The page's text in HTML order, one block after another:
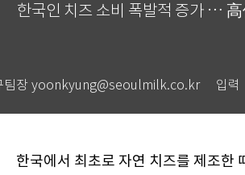
한국인 치즈 소비 폭발적 증가 …
팀장 yoonkyung@seoulmilk.co.kr 입력
한국에서 최초로 자연 치즈를 제조한